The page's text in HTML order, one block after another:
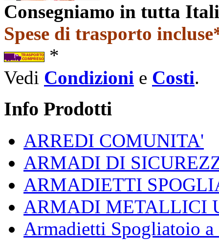
Consegniamo in tutta
Spese di trasporto
*
Vedi Condizioni e Costi.
Info Prodotti
ARREDI COMUNITA'
ARMADI DI
ARMADIETTI
ARMADI METALLICI
Armadietti Spogliatoio a